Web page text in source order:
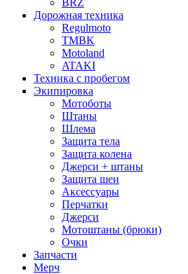
BRZ
Дорожная техника
Regulmoto
TMBK
Motoland
ATAKI
Техника с пробегом
Экипировка
Мотоботы
Штаны
Шлема
Защита тела
Защита колена
Джерси + штаны
Защита шеи
Аксессуары
Перчатки
Джерси
Мотоштаны (брюки)
Очки
Запчасти
Мерч